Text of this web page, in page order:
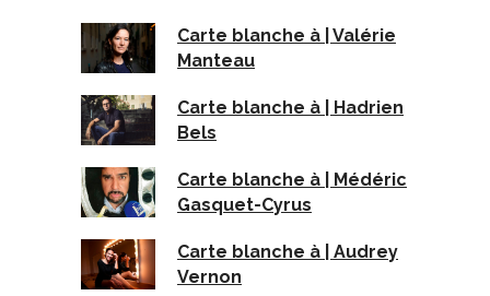
Carte blanche à | Valérie
Manteau
Carte blanche à | Hadrien
Bels
Carte blanche à | Médéric
Gasquet-Cyrus
Carte blanche à | Audrey
Vernon